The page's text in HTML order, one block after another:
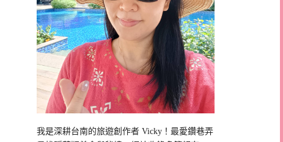
我是深耕台南的旅遊創作者 Vicky！最愛鑽巷弄